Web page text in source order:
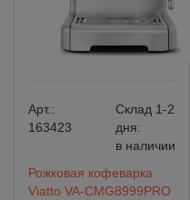
Арт.:
163423
Склад 1-2
дня:
в наличии
Рожковая кофеварка
Viatto VA-CMG8999PRO